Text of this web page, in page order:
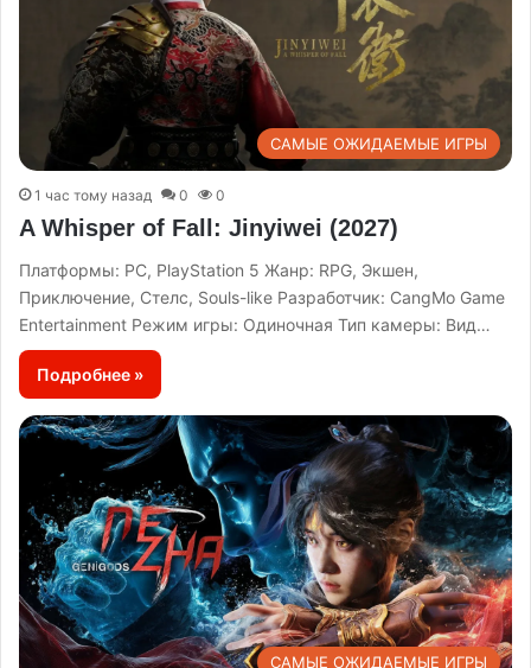
САМЫЕ ОЖИДАЕМЫЕ ИГРЫ
1 час тому назад 0 0
A Whisper of Fall: Jinyiwei (2027)
Платформы: PC, PlayStation 5 Жанр: RPG, Экшен,
Приключение, Стелс, Souls-like Разработчик: CangMo Game
Entertainment Режим игры: Одиночная Тип камеры: Вид…
Подробнее »
САМЫЕ ОЖИДАЕМЫЕ ИГРЫ